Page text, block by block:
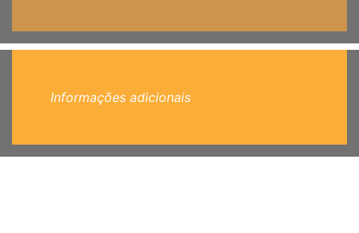
Informações adicionais